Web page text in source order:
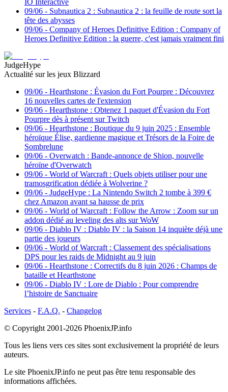
IO Interactive
09/06 - Subnautica 2 : Subnautica 2 : la feuille de route sort la
tête des abysses
09/06 - Company of Heroes Definitive Edition : Company of
Heroes Definitive Edition : la guerre, c'est jamais vraiment fini
JudgeHype
Actualité sur les jeux Blizzard
09/06 - Hearthstone : Évasion du Fort Pourpre : Découvrez
16 nouvelles cartes de l'extension
09/06 - Hearthstone : Obtenez 1 paquet d'Évasion du Fort
Pourpre dès à présent sur Twitch
09/06 - Hearthstone : Boutique du 9 juin 2025 : Ensemble
héroïque Élise, gardienne magique et Trésors de la Foire de
Sombrelune
09/06 - Overwatch : Bande-annonce de Shion, nouvelle
héroïne d'Overwatch
09/06 - World of Warcraft : Quels objets utiliser pour une
tramosgrification dédiée à Wolverine ?
09/06 - JudgeHype : La Nintendo Switch 2 tombe à 399 €
chez Amazon avant sa hausse de prix
09/06 - World of Warcraft : Follow the Arrow : Zoom sur un
addon dédié au leveling des alts sur WoW
09/06 - Diablo IV : Diablo IV : la Saison 14 inquiète déjà une
partie des joueurs
09/06 - World of Warcraft : Classement des spécialisations
DPS pour les raids de Midnight au 9 juin
09/06 - Hearthstone : Correctifs du 8 juin 2026 : Champs de
bataille et Hearthstone
09/06 - Diablo IV : Lore de Diablo : Pour comprendre
l’histoire de Sanctuaire
Services - F.A.Q. - Changelog
© Copyright 2001-2026 PhoenixJP.info
Tous les liens vers ces sites sont exclusivement la propriété de leurs
auteurs.
Le site PhoenixJP.info ne peut pas être tenu responsable des
informations affichées.